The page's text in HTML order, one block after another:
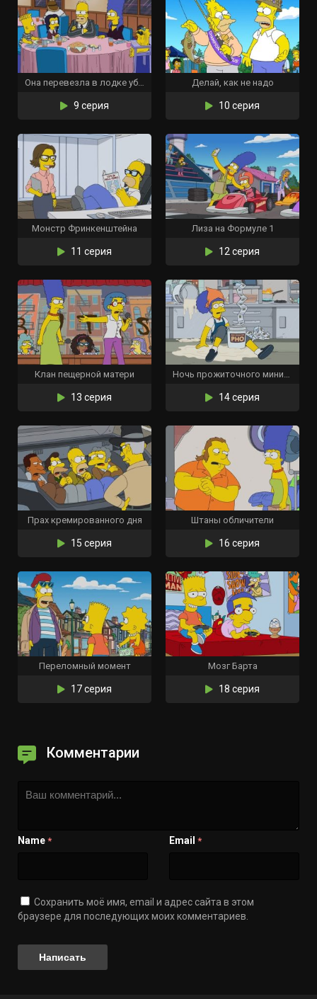
Она перевезла в лодке убийство
9 серия
Делай, как не надо
10 серия
Монстр Фринкенштейна
11 серия
Лиза на Формуле 1
12 серия
Клан пещерной матери
13 серия
Ночь прожиточного минимума
14 серия
Прах кремированного дня
15 серия
Штаны обличители
16 серия
Переломный момент
17 серия
Мозг Барта
18 серия
Комментарии
Name * Email *
Сохранить моё имя, email и адрес сайта в этом
браузере для последующих моих комментариев.